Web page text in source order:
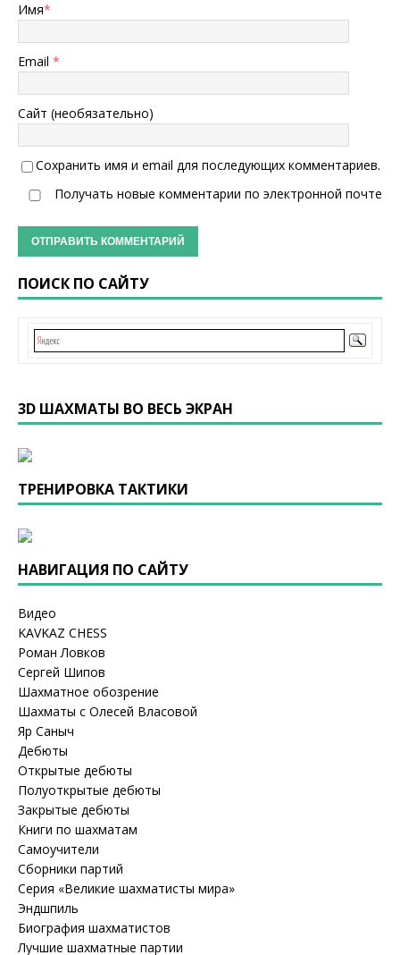
Имя*
Email *
Сайт (необязательно)
Сохранить имя и email для последующих комментариев.
Получать новые комментарии по электронной почте
ПОИСК ПО САЙТУ
3D ШАХМАТЫ ВО ВЕСЬ ЭКРАН
ТРЕНИРОВКА ТАКТИКИ
НАВИГАЦИЯ ПО САЙТУ
Видео
KAVKAZ CHESS
Роман Ловков
Сергей Шипов
Шахматное обозрение
Шахматы с Олесей Власовой
Яр Саныч
Дебюты
Открытые дебюты
Полуоткрытые дебюты
Закрытые дебюты
Книги по шахматам
Самоучители
Сборники партий
Серия «Великие шахматисты мира»
Эндшпиль
Биография шахматистов
Лучшие шахматные партии